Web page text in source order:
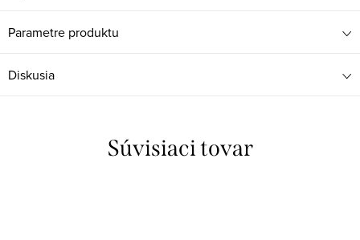
Parametre produktu
Diskusia
Súvisiaci tovar